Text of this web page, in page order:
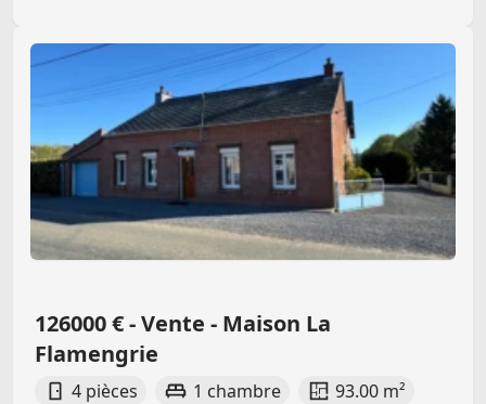
126000 € - Vente - Maison La
Flamengrie
4 pièces 1 chambre
93.00 m²